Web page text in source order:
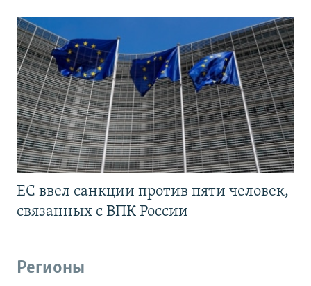
ЕС ввел санкции против пяти человек,
связанных с ВПК России
Регионы